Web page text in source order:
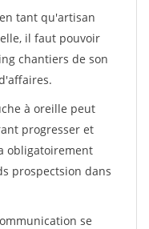
tant qu'artisan
il faut pouvoir
chantiers de son
à oreille peut
progresser et
obligatoirement
prospectsion dans
se